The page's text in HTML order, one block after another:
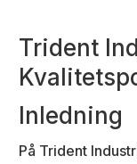
Trident
Inledning
På Trident